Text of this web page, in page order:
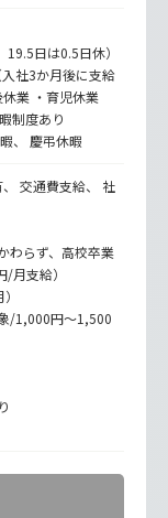
日は0.5日休）
社3か月後に支給
業 ・育児休業
制度あり
、 慶弔休暇
交通費支給、 社
わらず、高校卒業
月支給）
/1,000円〜1,500